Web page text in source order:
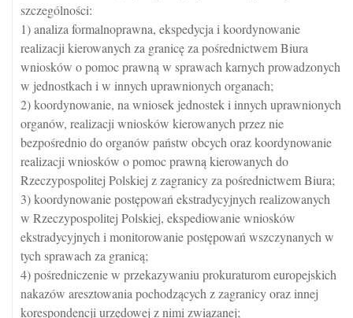
szczególności:
1) analiza formalnoprawna, ekspedycja i koordynowanie
realizacji kierowanych za granicę za pośrednictwem Biura
wniosków o pomoc prawną w sprawach karnych prowadzonych
w jednostkach i w innych uprawnionych organach;
2) koordynowanie, na wniosek jednostek i innych uprawnionych
organów, realizacji wniosków kierowanych przez nie
bezpośrednio do organów państw obcych oraz koordynowanie
realizacji wniosków o pomoc prawną kierowanych do
Rzeczypospolitej Polskiej z zagranicy za pośrednictwem Biura;
3) koordynowanie postępowań ekstradycyjnych realizowanych
w Rzeczypospolitej Polskiej, ekspediowanie wniosków
ekstradycyjnych i monitorowanie postępowań wszczynanych w
tych sprawach za granicą;
4) pośredniczenie w przekazywaniu prokuraturom europejskich
nakazów aresztowania pochodzących z zagranicy oraz innej
korespondencji urzędowej z nimi związanej;